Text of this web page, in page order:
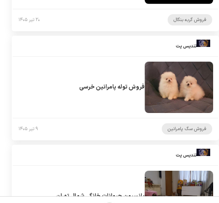
فروش گربه بنگال ۲۰ تیر ۱۴۰۵
تندیس پت
فروش توله پامرانین خرسی
فروش سگ پامرانین ۹ تیر ۱۴۰۵
تندیس پت
پانسیون حیوانات خانگی شمال تهران